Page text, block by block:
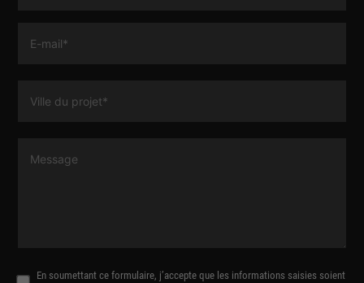
En soumettant ce formulaire, j’accepte que les informations saisies soient